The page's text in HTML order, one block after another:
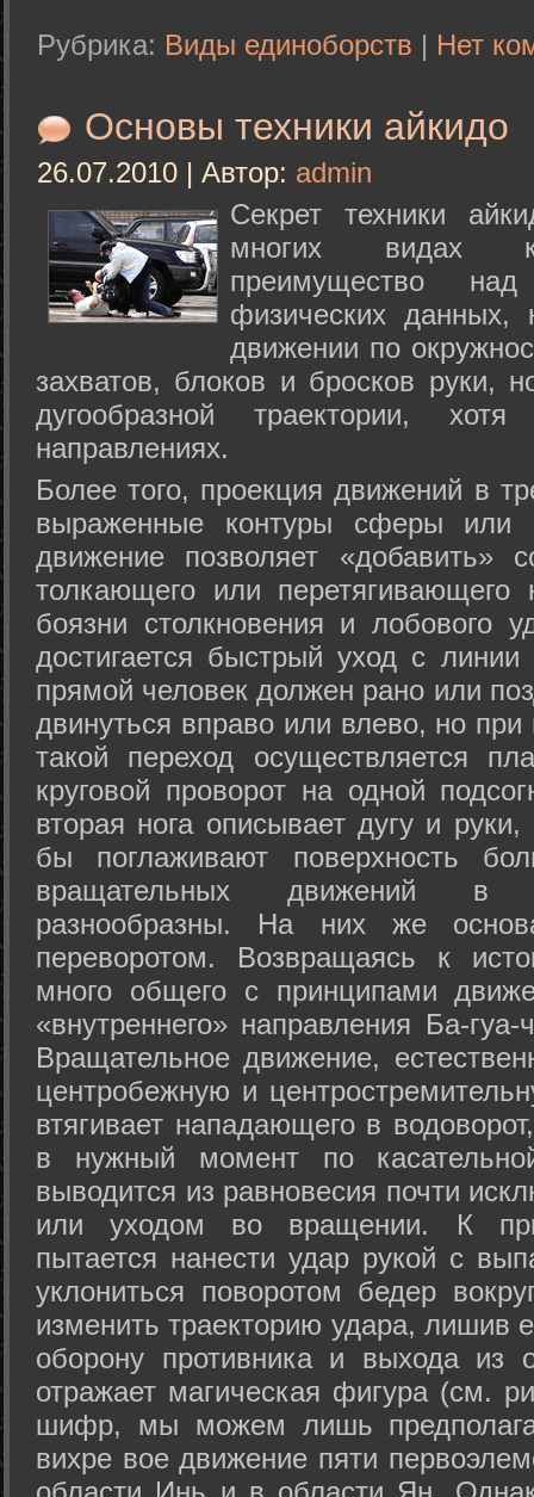
Рубрика: Виды единоборств | Нет
Основы техники айкидо
26.07.2010 | Автор: admin
Секрет техники
многих видах
преимущество
физических данных,
движении по
захватов, блоков и бросков руки,
дугообразной траектории,
направлениях.
Более того, проекция движений в
выраженные контуры сферы или
движение позволяет «добавить»
толкающего или перетягивающего
боязни столкновения и лобового
достигается быстрый уход с
прямой человек должен рано или
двинуться вправо или влево, но
такой переход осуществляется
круговой проворот на одной
вторая нога описывает дугу и
бы поглаживают поверхность
вращательных движений в
разнообразны. На них же
переворотом. Возвращаясь к
много общего с принципами
«внутреннего» направления Ба-
Вращательное движение,
центробежную и
втягивает нападающего в
в нужный момент по
выводится из равновесия почти
или уходом во вращении. К
пытается нанести удар рукой с
уклониться поворотом бедер
изменить траекторию удара, лишив
оборону противника и выхода из
отражает магическая фигура (см.
шифр, мы можем лишь
вихре вое движение пяти